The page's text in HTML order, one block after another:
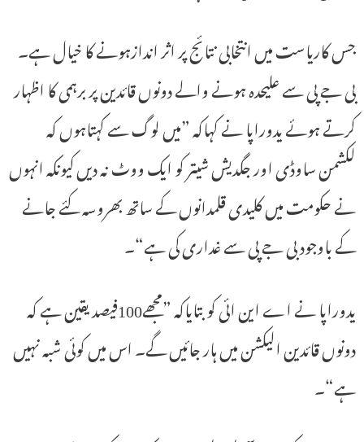
جس کاریاست میں انتخابی نتائج پر اثر اندازہونے کا خیال ہے۔
بی جے پی سے علیحدہ ہونے والے دونوں قائدین پر برہمی کا اظہار
کرتے ہوئے یدوراپا نے کہاکہ ”میں لوگ سے کہتاہوں کہ
لکشمن ساوڈی اور جگدیش شیتر کو ایک ووٹ نہ دیں کیونکہ انہوں
نے حکومت میں کلیدی قلمدانوں کے ساتھ بھروسہ کئے جانے
کے باوجود بی جے پی سے غداری کی ہے“۔
یدوراپا نے اے این ائی کو بتایاکہ ”مجھے100فیصد یقین ہے کہ
دونوں قائدین الیکشن میں ہار جائیں گے۔ اس میں کوئی شبہ نہیں
ہے“۔